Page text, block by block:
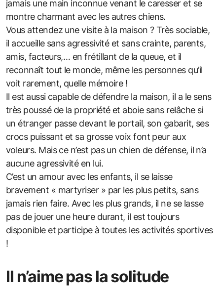
jamais une main inconnue venant le caresser et se
montre charmant avec les autres chiens.
Vous attendez une visite à la maison ? Très sociable,
il accueille sans agressivité et sans crainte, parents,
amis, facteurs,… en frétillant de la queue, et il
reconnaît tout le monde, même les personnes qu’il
voit rarement, quelle mémoire !
Il est aussi capable de défendre la maison, il a le sens
très poussé de la propriété et aboie sans relâche si
un étranger passe devant le portail, son gabarit, ses
crocs puissant et sa grosse voix font peur aux
voleurs. Mais ce n’est pas un chien de défense, il n’a
aucune agressivité en lui.
C’est un amour avec les enfants, il se laisse
bravement « martyriser » par les plus petits, sans
jamais rien faire. Avec les plus grands, il ne se lasse
pas de jouer une heure durant, il est toujours
disponible et participe à toutes les activités sportives
!
Il n’aime pas la solitude